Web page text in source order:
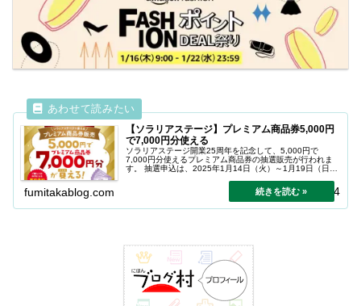
【ソラリアステージ】プレミアム商品券5,000円
で7,000円分使える
ソラリアステージ開業25周年を記念して、5,000円で
7,000円分使えるプレミアム商品券の抽選販売が行われま
す。 抽選申込は、2025年1月14日（火）～1月19日（日）
fumitakablog.com 2025.01.14